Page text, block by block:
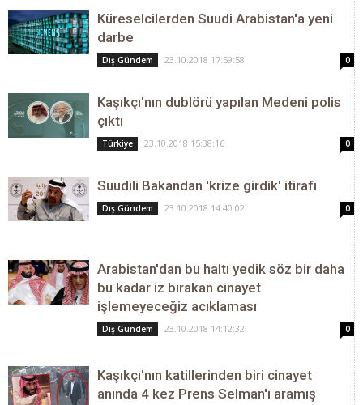
Küreselcilerden Suudi Arabistan'a yeni
darbe
Dış Gündem 23.10.2018 17:59:58 0
Kaşıkçı'nın dublörü yapılan Medeni polis
çıktı
Türkiye 23.10.2018 15:38:16 0
Suudili Bakandan 'krize girdik' itirafı
Dış Gündem 23.10.2018 14:40:02 0
Arabistan'dan bu haltı yedik söz bir daha
bu kadar iz bırakan cinayet
işlemeyeceğiz acıklaması
Dış Gündem 23.10.2018 14:12:32 0
Kaşıkçı'nın katillerinden biri cinayet
anında 4 kez Prens Selman'ı aramış